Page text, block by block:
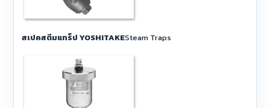
สเปคสตีมแทร็ป YOSHITAKESteam Traps